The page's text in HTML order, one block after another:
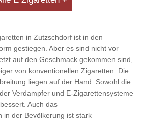
in Zutzschdorf ist in den
gestiegen. Aber es sind nicht vor
auf den Geschmack gekommen sind,
von konventionellen Zigaretten. Die
liegen auf der Hand. Sowohl die
Verdampfer und E-Zigarettensysteme
Auch das
in der Bevölkerung ist stark